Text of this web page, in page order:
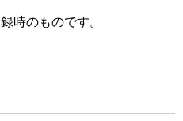
時のものです。